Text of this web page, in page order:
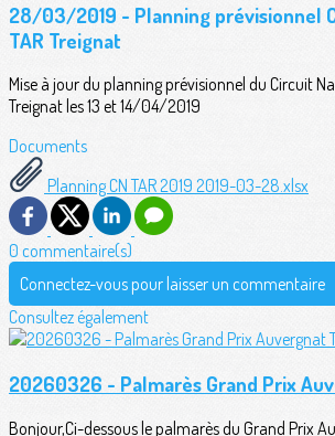
28/03/2019 - Planning prévisionnel
TAR Treignat
Mise à jour du planning prévisionnel du Circuit
Treignat les 13 et 14/04/2019
Documents
Planning CN TAR 2019 2019-03-28.xlsx
0 commentaire(s)
Connectez-vous pour laisser un commentaire
Consultez également
20260326 - Palmarès Grand Prix
Bonjour,Ci-dessous le palmarès du Grand Prix